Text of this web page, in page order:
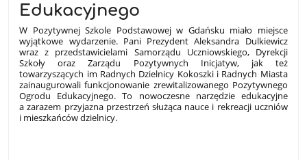
Edukacyjnego
W Pozytywnej Szkole Podstawowej w Gdańsku miało miejsce
wyjątkowe wydarzenie. Pani Prezydent Aleksandra Dulkiewicz
wraz z przedstawicielami Samorządu Uczniowskiego, Dyrekcji
Szkoły oraz Zarządu Pozytywnych Inicjatyw, jak też
towarzyszących im Radnych Dzielnicy Kokoszki i Radnych Miasta
zainaugurowali funkcjonowanie zrewitalizowanego Pozytywnego
Ogrodu Edukacyjnego. To nowoczesne narzędzie edukacyjne
a zarazem przyjazna przestrzeń służąca nauce i rekreacji uczniów
i mieszkańców dzielnicy.